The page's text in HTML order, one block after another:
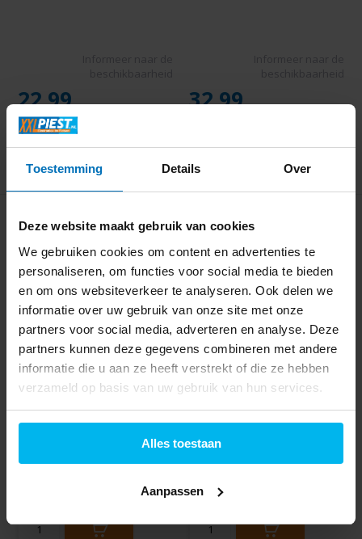
Toestemming Details Over
Deze website maakt gebruik van cookies
We gebruiken cookies om content en advertenties te
personaliseren, om functies voor social media te bieden
en om ons websiteverkeer te analyseren. Ook delen we
informatie over uw gebruik van onze site met onze
partners voor social media, adverteren en analyse. Deze
partners kunnen deze gegevens combineren met andere
informatie die u aan ze heeft verstrekt of die ze hebben
verzameld op basis van uw gebruik van hun services.
Alles toestaan
Aanpassen
22,99 32,99
Carmen DC5250
Heteluchtborstel
Informeer naar de
beschikbaarheid
Carmen AC5210 Pro -
beschikbaarheid
37,99